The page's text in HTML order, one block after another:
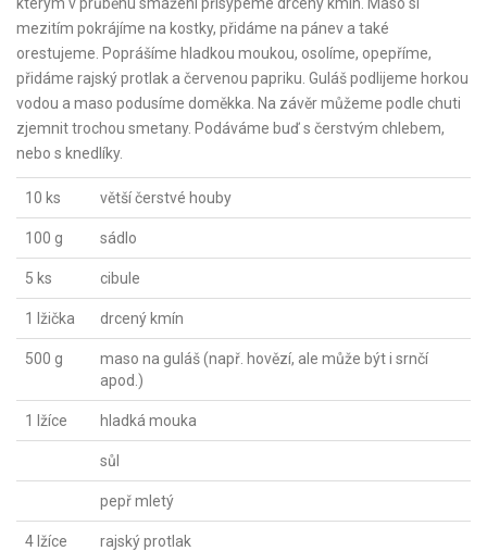
mezitím pokrájíme na kostky, přidáme na pánev a také
orestujeme. Poprášíme hladkou moukou, osolíme, opepříme,
přidáme rajský protlak a červenou papriku. Guláš podlijeme horkou
vodou a maso podusíme doměkka. Na závěr můžeme podle chuti
zjemnit trochou smetany. Podáváme buď s čerstvým chlebem,
nebo s knedlíky.
10 ks větší čerstvé houby
100 g sádlo
5 ks cibule
1 lžička drcený kmín
500 g
maso na guláš (např. hovězí, ale může být i srnčí
apod.)
1 lžíce hladká mouka
sůl
pepř mletý
4 lžíce rajský protlak